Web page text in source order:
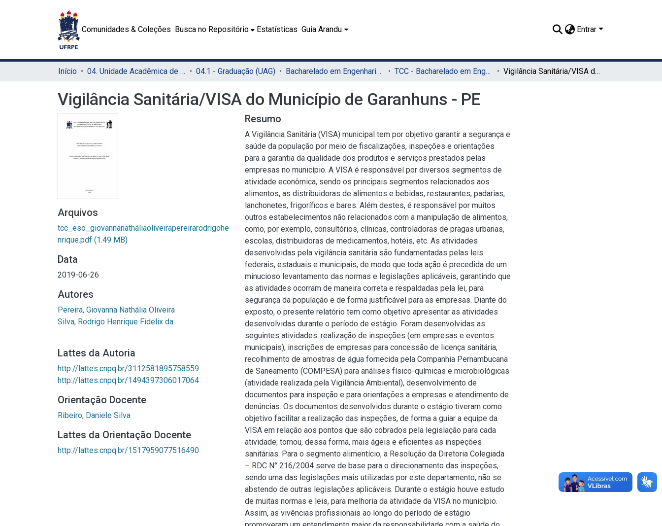
Comunidades & Coleções Busca no Repositório Estatísticas Guia Arandu Entrar
Início 04. Unidade Acadêmica de Garanhuns (UAG) 04.1 - Graduação (UAG) Bacharelado em Engenharia de Alimentos (UAG) TCC - Bacharelado em Engenharia de Alimentos (UAG) Vigilância Sanitária/VISA do Município de Garanhuns - PE
Vigilância Sanitária/VISA do Município de Garanhuns - PE
Arquivos
tcc_eso_giovannanatháliaoliveirapereirarodrigohe
nrique.pdf (1.49 MB)
Data
2019-06-26
Autores
Pereira, Giovanna Nathália Oliveira
Silva, Rodrigo Henrique Fidelix da
Lattes da Autoria
http://lattes.cnpq.br/3112581895758559
http://lattes.cnpq.br/1494397306017064
Orientação Docente
Ribeiro, Daniele Silva
Lattes da Orientação Docente
http://lattes.cnpq.br/1517959077516490
Resumo
A Vigilância Sanitária (VISA) municipal tem por objetivo garantir a segurança e
saúde da população por meio de fiscalizações, inspeções e orientações
para a garantia da qualidade dos produtos e serviços prestados pelas
empresas no município. A VISA é responsável por diversos segmentos de
atividade econômica, sendo os principais segmentos relacionados aos
alimentos, as distribuidoras de alimentos e bebidas, restaurantes, padarias,
lanchonetes, frigoríficos e bares. Além destes, é responsável por muitos
outros estabelecimentos não relacionados com a manipulação de alimentos,
como, por exemplo, consultórios, clínicas, controladoras de pragas urbanas,
escolas, distribuidoras de medicamentos, hotéis, etc. As atividades
desenvolvidas pela vigilância sanitária são fundamentadas pelas leis
federais, estaduais e municipais, de modo que toda ação é precedida de um
minucioso levantamento das normas e legislações aplicáveis, garantindo que
as atividades ocorram de maneira correta e respaldadas pela lei, para
segurança da população e de forma justificável para as empresas. Diante do
exposto, o presente relatório tem como objetivo apresentar as atividades
desenvolvidas durante o período de estágio. Foram desenvolvidas as
seguintes atividades: realização de inspeções (em empresas e eventos
municipais), inscrições de empresas para concessão de licença sanitária,
recolhimento de amostras de água fornecida pela Companhia Pernambucana
de Saneamento (COMPESA) para análises físico-químicas e microbiológicas
(atividade realizada pela Vigilância Ambiental), desenvolvimento de
documentos para inspeção e para orientações a empresas e atendimento de
denúncias. Os documentos desenvolvidos durante o estágio tiveram como
objetivo facilitar a realização das inspeções, de forma a guiar a equipe da
VISA em relação aos pontos que são cobrados pela legislação para cada
atividade; tornou, dessa forma, mais ágeis e eficientes as inspeções
sanitárias. Para o segmento alimentício, a Resolução da Diretoria Colegiada
– RDC N° 216/2004 serve de base para o direcionamento das inspeções,
sendo uma das legislações mais utilizadas por este departamento, não se
abstendo de outras legislações aplicáveis. Durante o estágio houve estudo
de muitas normas e leis, para melhoria da atividade da VISA no município.
Assim, as vivências profissionais ao longo do período de estágio